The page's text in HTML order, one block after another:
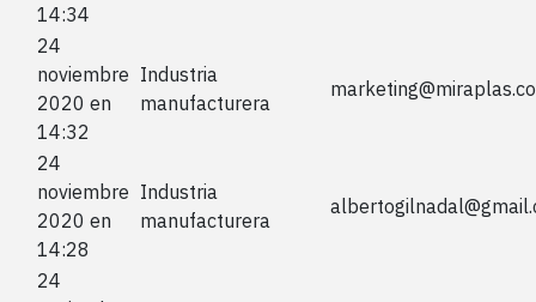
14:34
24
noviembre
2020 en
14:32
Industria
manufacturera
24
noviembre
2020 en
14:28
Industria
manufacturera
24